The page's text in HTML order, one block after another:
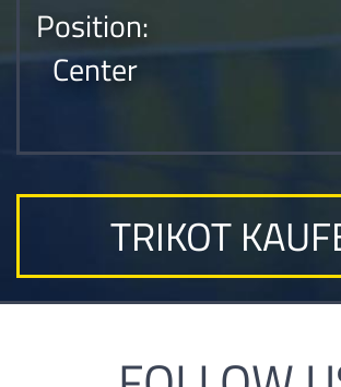
Position:
Center
TRIKOT